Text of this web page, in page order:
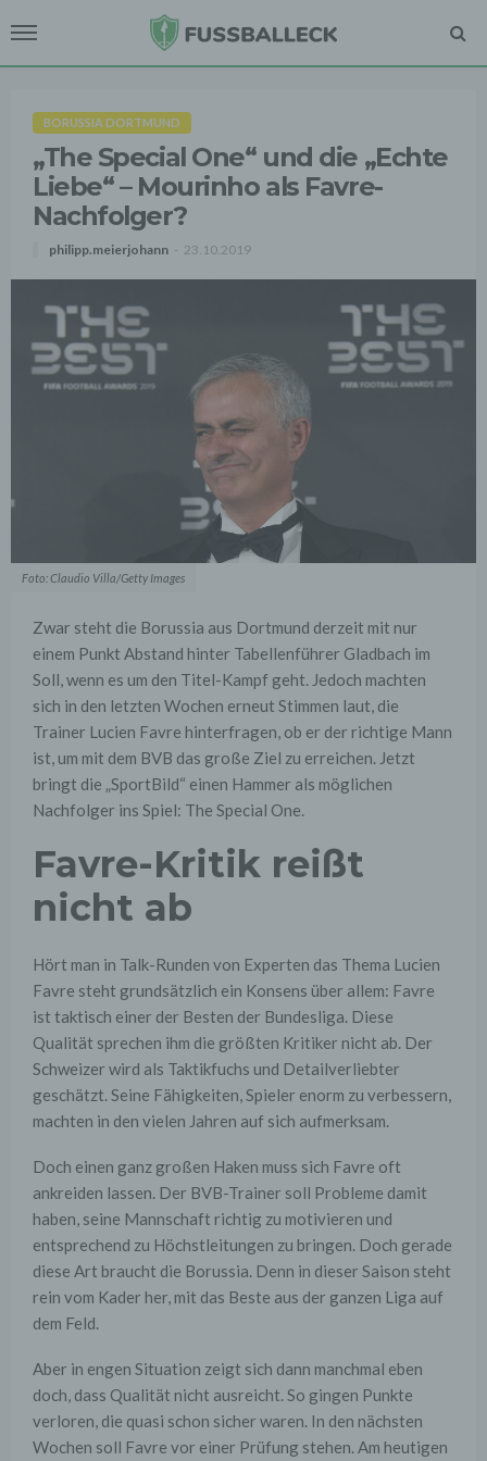
BORUSSIA DORTMUND
„The Special One“ und die „Echte
Liebe“ – Mourinho als Favre-
Nachfolger?
philipp.meierjohann 23.10.2019
Foto: Claudio Villa/Getty Images
Zwar steht die Borussia aus Dortmund derzeit mit nur
einem Punkt Abstand hinter Tabellenführer Gladbach im
Soll, wenn es um den Titel-Kampf geht. Jedoch machten
sich in den letzten Wochen erneut Stimmen laut, die
Trainer Lucien Favre hinterfragen, ob er der richtige Mann
ist, um mit dem BVB das große Ziel zu erreichen. Jetzt
bringt die „SportBild“ einen Hammer als möglichen
Nachfolger ins Spiel: The Special One.
Favre-Kritik reißt
nicht ab
Hört man in Talk-Runden von Experten das Thema Lucien
Favre steht grundsätzlich ein Konsens über allem: Favre
ist taktisch einer der Besten der Bundesliga. Diese
Qualität sprechen ihm die größten Kritiker nicht ab. Der
Schweizer wird als Taktikfuchs und Detailverliebter
geschätzt. Seine Fähigkeiten, Spieler enorm zu verbessern,
machten in den vielen Jahren auf sich aufmerksam.
Doch einen ganz großen Haken muss sich Favre oft
ankreiden lassen. Der BVB-Trainer soll Probleme damit
haben, seine Mannschaft richtig zu motivieren und
entsprechend zu Höchstleitungen zu bringen. Doch gerade
diese Art braucht die Borussia. Denn in dieser Saison steht
rein vom Kader her, mit das Beste aus der ganzen Liga auf
dem Feld.
Aber in engen Situation zeigt sich dann manchmal eben
doch, dass Qualität nicht ausreicht. So gingen Punkte
verloren, die quasi schon sicher waren. In den nächsten
Wochen soll Favre vor einer Prüfung stehen. Am heutigen